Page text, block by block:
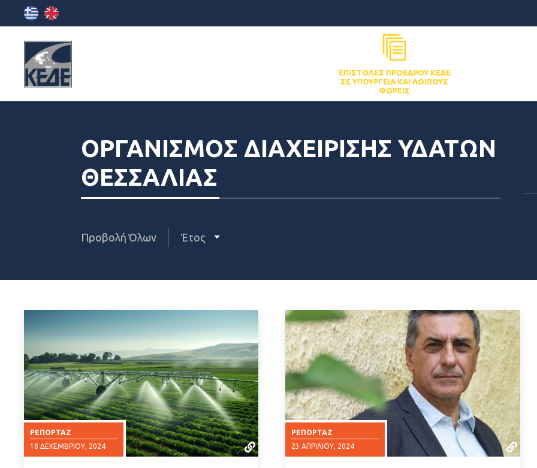
ΕΠΙΣΤΟΛΈΣ ΠΡΟΈΔΡΟΥ ΚΕΔΕ
ΣΕ ΥΠΟΥΡΓΕΊΑ ΚΑΙ ΛΟΙΠΟΎΣ
ΦΟΡΕΊΣ
ΟΡΓΑΝΙΣΜΟΣ ΔΙΑΧΕΙΡΙΣΗΣ ΥΔΑΤΩΝ
ΘΕΣΣΑΛΙΑΣ
Προβολή Όλων Έτος
ΡΕΠΟΡΤΆΖ
18 ΔΕΚΕΜΒΡΊΟΥ, 2024
ΡΕΠΟΡΤΆΖ
23 ΑΠΡΙΛΊΟΥ, 2024